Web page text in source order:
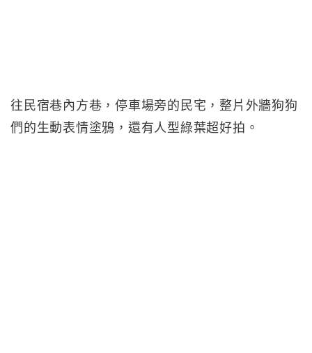
往民宿巷內方巷，停車場旁的民宅，整片外牆狗狗
們的生動表情塗鴉，還有人型綠葉超好拍。